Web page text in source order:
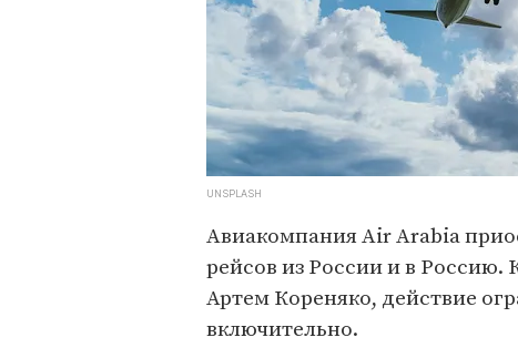
UNSPLASH
Авиакомпания Air Arabia
рейсов из России и в Россию.
Артем Кореняко, действие
включительно.